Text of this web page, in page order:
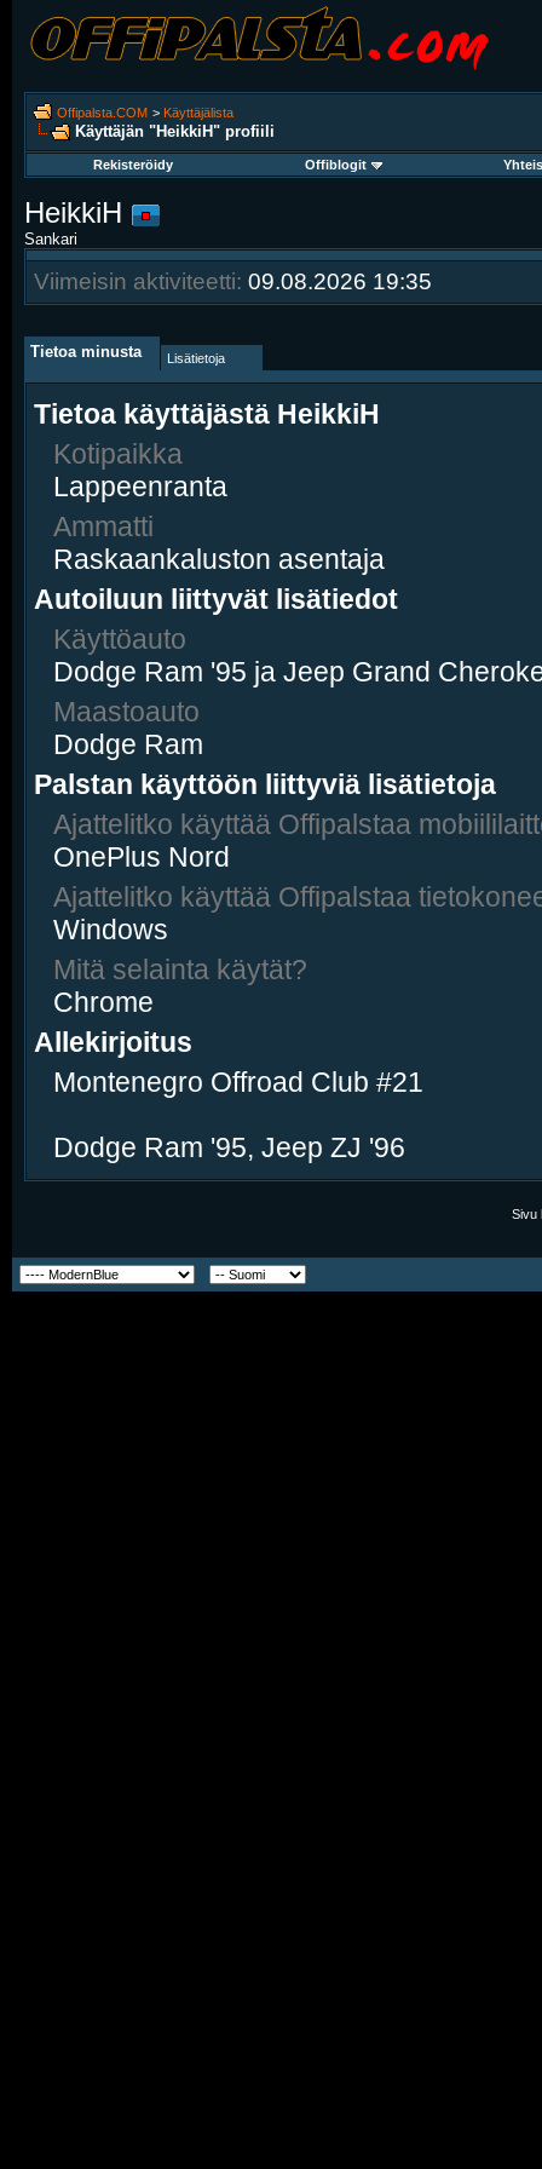
Offipalsta.COM > Käyttäjälista
Käyttäjän "HeikkiH" profiili
Rekisteröidy Offiblogit
HeikkiH
Sankari
Viimeisin aktiviteetti: 09.08.2026 19:35
Tietoa minusta Lisätietoja
Tietoa käyttäjästä HeikkiH
Kotipaikka
Lappeenranta
Ammatti
Raskaankaluston asentaja
Autoiluun liittyvät lisätiedot
Käyttöauto
Dodge Ram '95 ja Jeep Grand
Maastoauto
Dodge Ram
Palstan käyttöön liittyviä lisätietoja
Ajattelitko käyttää Offipalstaa
OnePlus Nord
Ajattelitko käyttää Offipalstaa
Windows
Mitä selainta käytät?
Chrome
Allekirjoitus
Montenegro Offroad Club #21
Dodge Ram '95, Jeep ZJ '96
Sivu